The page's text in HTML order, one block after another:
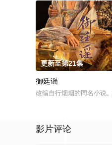
更新至第21集
御廷谣
改编自行烟烟的同名小说
影片评论